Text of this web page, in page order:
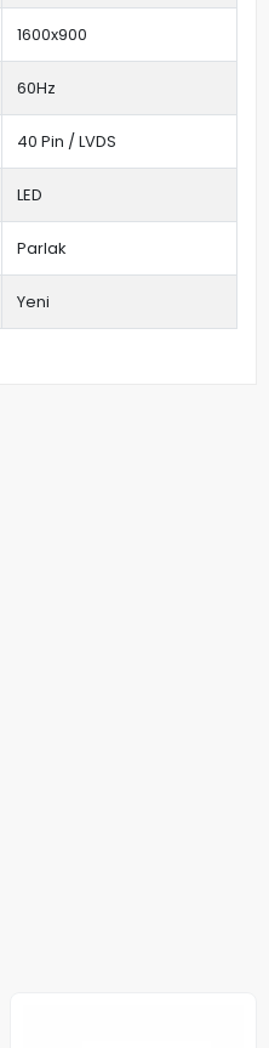
1600x900
60Hz
40 Pin / LVDS
LED
Parlak
Yeni